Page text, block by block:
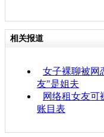
相关报道
女子裸聊被网
友"是姐夫
网络租女友可
账目表